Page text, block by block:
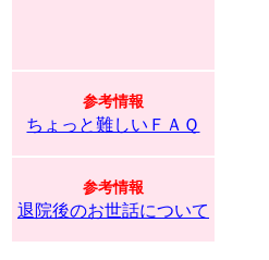
参考情報
ちょっと難しいＦＡＱ
参考情報
退院後のお世話について